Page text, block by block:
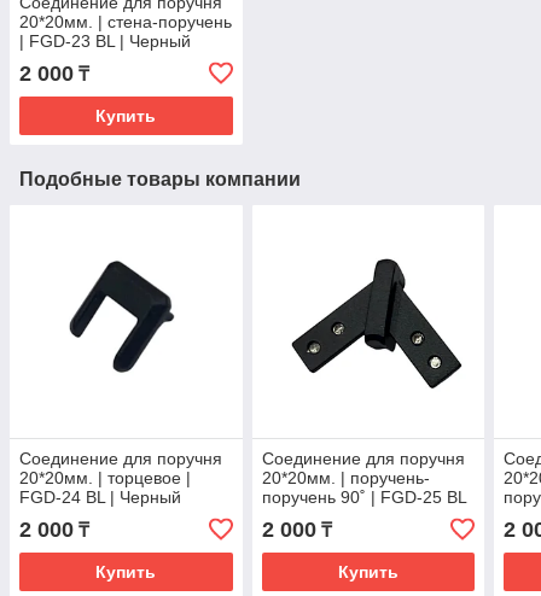
20*20мм. | стена-поручень
| FGD-23 BL | Черный
2 000 ₸
Купить
Подобные товары компании
Соединение для поручня
20*20мм. | торцевое |
FGD-24 BL | Черный
2 000 ₸
Купить
Соединение для поручня
20*20мм. | поручень-
поручень 90˚ | FGD-25 BL
2 000₸
Купить
2